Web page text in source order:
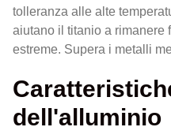
tolleranza alle alte
aiutano il titanio a rimanere
estreme. Supera i metalli
dell'alluminio